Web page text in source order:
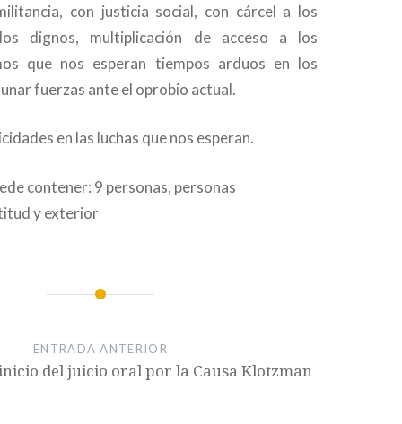
litancia, con justicia social, con cárcel a los
dignos, multiplicación de acceso a los
que nos esperan tiempos arduos en los
fuerzas ante el oprobio actual.
en las luchas que nos esperan.
ENTRADA ANTERIOR
del juicio oral por la Causa Klotzman